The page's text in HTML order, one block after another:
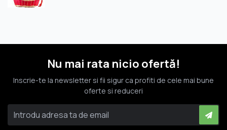
Nu mai rata nicio ofertă!
Inscrie-te la newsletter si fii sigur ca profiti de cele mai bune
oferte si reduceri